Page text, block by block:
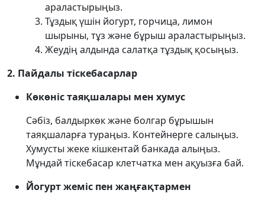
араластырыңыз.
Тұздық үшін йогурт, горчица, лимон
шырыны, тұз және бұрыш араластырыңыз.
Жеудің алдында салатқа тұздық қосыңыз.
2. Пайдалы тіскебасарлар
Көкөніс таяқшалары мен хумус
Сәбіз, балдыркөк және болгар бұрышын
таяқшаларға тураңыз. Контейнерге салыңыз.
Хумусты жеке кішкентай банкада алыңыз.
Мұндай тіскебасар клетчатка мен ақуызға бай.
Йогурт жеміс пен жаңғақтармен